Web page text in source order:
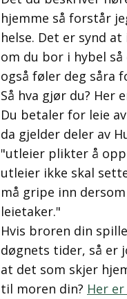
hjemme så forstår
helse. Det er synd
om du bor i hybel
også føler deg såra
Så hva gjør du? Her
Du betaler for leie
da gjelder deler av
"utleier plikter å
utleier ikke skal
må gripe inn
leietaker."
Hvis broren din
døgnets tider, så er
at det som skjer
til moren din? Her